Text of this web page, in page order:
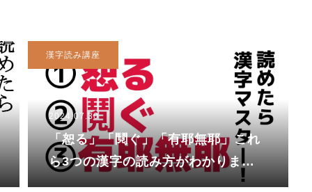
漢字読み講座
2024.07.30
「恕る」「鬩ぐ」「有耶無耶」これ
ら3つの漢字の読み方がわかります